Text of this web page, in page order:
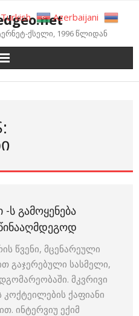
ქსელი, 1996 წლიდან
Ს ᲒᲐᲛᲝᲧᲔᲜᲔᲑᲐ
წვენი, მცენარეული
გაჯერებული სასმელი,
მკვრივი
კოქტეილების ქაფიანი
ინტერვიუ ექიმ
Turkish
Azerbaijani